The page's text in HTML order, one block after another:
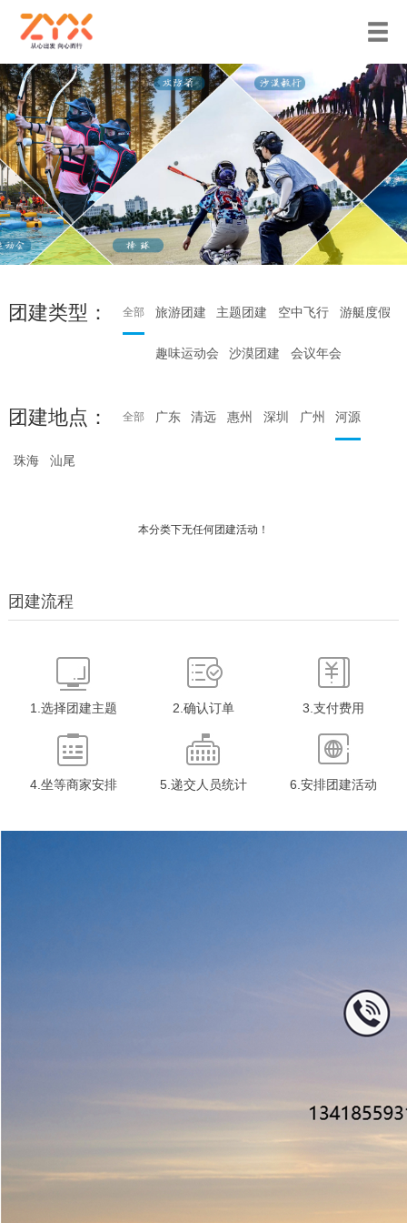
团建类型： 全部 旅游团建 主题团建 空中飞行 游艇度假
趣味运动会 沙漠团建 会议年会
团建地点： 全部 广东 清远 惠州 深圳 广州 河源
珠海 汕尾
本分类下无任何团建活动！
团建流程
1.选择团建主题 2.确认订单 3.支付费用
4.坐等商家安排 5.递交人员统计 6.安排团建活动